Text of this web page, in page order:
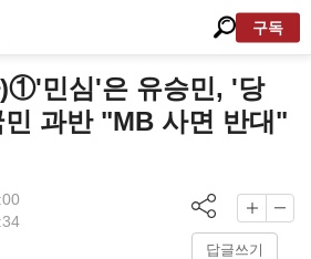
구독
민심'은 유승민, '당
과반 "MB 사면 반대"
답글쓰기